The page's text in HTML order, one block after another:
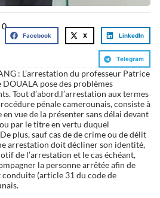
0
Facebook X LinkedIn
Telegram
: L’arrestation du professeur Patrice
pose des problèmes
Tout d’abord,l’arrestation aux termes
pénale camerounais, consiste à
vue de la présenter sans délai devant
par le titre en vertu duquel
plus, sauf cas de de crime ou de délit
arrestation doit décliner son identité,
de l’arrestation et le cas échéant,
la personne arrêtée afin de
conduite (article 31 du code de